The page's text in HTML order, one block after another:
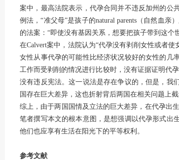
案中，最高法院表示，代孕合同并不违反加州的公
例法，“准父母”是孩子的natural parents（自然血
的法案：“即使没有基因关系，想要把孩子带到这个
在Calvert案中，法院认为“代孕没有剥削女性或者
女性从事代孕的可能性比经济状况较好的女性的几
工作而受剥削的情况进行比较时，没有证据证明代
没有违反宪法。这一说法是存在争议的，但是，我
国存在巨大差异，这也折射背后两国在相关问题上截
综上，由于两国国情及立法的巨大差异，在代孕出
笔者撰写本文的根本意图，是想强调以代孕形式出
他们也应享有生活在阳光下的平等权利。
参考文献